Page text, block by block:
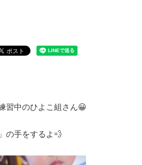
習中のひよこ組さん😀
の手をするよ💨